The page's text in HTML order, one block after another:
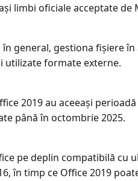
limbi oficiale acceptate de
general, gestiona fișiere
utilizate formate externe.
2019 au aceeași
până în octombrie 2025.
pe deplin compatibilă cu
în timp ce Office 2019